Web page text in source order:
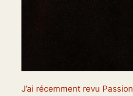
J’ai récemment revu Passion